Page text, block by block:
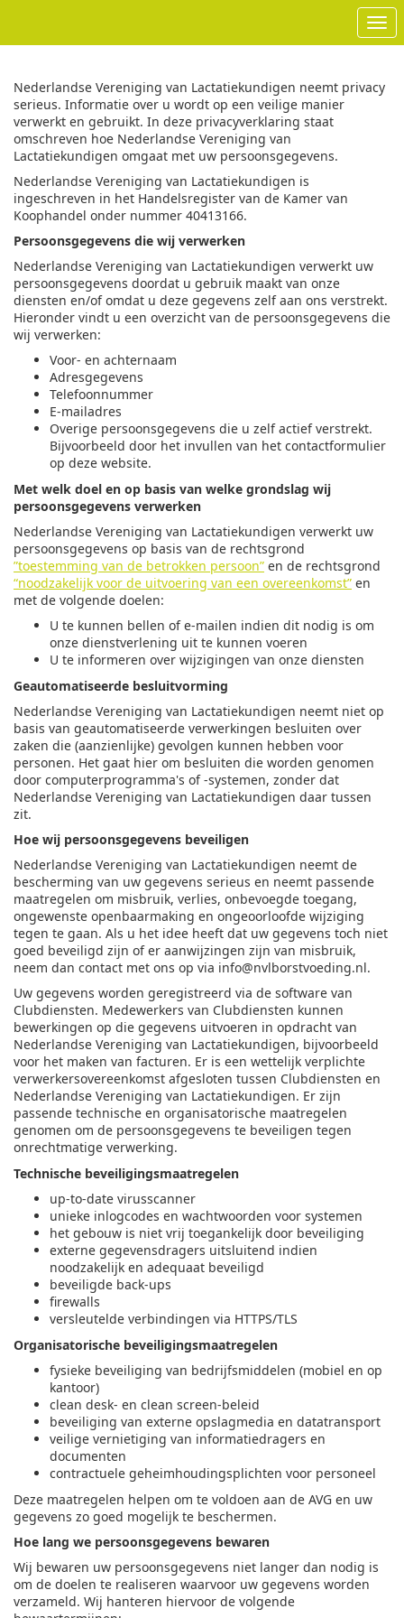
Nederlandse Vereniging van Lactatiekundigen neemt privacy
serieus. Informatie over u wordt op een veilige manier
verwerkt en gebruikt. In deze privacyverklaring staat
omschreven hoe Nederlandse Vereniging van
Lactatiekundigen omgaat met uw persoonsgegevens.
Nederlandse Vereniging van Lactatiekundigen is
ingeschreven in het Handelsregister van de Kamer van
Koophandel onder nummer 40413166.
Persoonsgegevens die wij verwerken
Nederlandse Vereniging van Lactatiekundigen verwerkt uw
persoonsgegevens doordat u gebruik maakt van onze
diensten en/of omdat u deze gegevens zelf aan ons verstrekt.
Hieronder vindt u een overzicht van de persoonsgegevens die
wij verwerken:
Voor- en achternaam
Adresgegevens
Telefoonnummer
E-mailadres
Overige persoonsgegevens die u zelf actief verstrekt.
Bijvoorbeeld door het invullen van het contactformulier
op deze website.
Met welk doel en op basis van welke grondslag wij
persoonsgegevens verwerken
Nederlandse Vereniging van Lactatiekundigen verwerkt uw
persoonsgegevens op basis van de rechtsgrond
”toestemming van de betrokken persoon” en de rechtsgrond
“noodzakelijk voor de uitvoering van een overeenkomst” en
met de volgende doelen:
U te kunnen bellen of e-mailen indien dit nodig is om
onze dienstverlening uit te kunnen voeren
U te informeren over wijzigingen van onze diensten
Geautomatiseerde besluitvorming
Nederlandse Vereniging van Lactatiekundigen neemt niet op
basis van geautomatiseerde verwerkingen besluiten over
zaken die (aanzienlijke) gevolgen kunnen hebben voor
personen. Het gaat hier om besluiten die worden genomen
door computerprogramma's of -systemen, zonder dat
Nederlandse Vereniging van Lactatiekundigen daar tussen
zit.
Hoe wij persoonsgegevens beveiligen
Nederlandse Vereniging van Lactatiekundigen neemt de
bescherming van uw gegevens serieus en neemt passende
maatregelen om misbruik, verlies, onbevoegde toegang,
ongewenste openbaarmaking en ongeoorloofde wijziging
tegen te gaan. Als u het idee heeft dat uw gegevens toch niet
goed beveiligd zijn of er aanwijzingen zijn van misbruik,
neem dan contact met ons op via info@nvlborstvoeding.nl.
Uw gegevens worden geregistreerd via de software van
Clubdiensten. Medewerkers van Clubdiensten kunnen
bewerkingen op die gegevens uitvoeren in opdracht van
Nederlandse Vereniging van Lactatiekundigen, bijvoorbeeld
voor het maken van facturen. Er is een wettelijk verplichte
verwerkersovereenkomst afgesloten tussen Clubdiensten en
Nederlandse Vereniging van Lactatiekundigen. Er zijn
passende technische en organisatorische maatregelen
genomen om de persoonsgegevens te beveiligen tegen
onrechtmatige verwerking.
Technische beveiligingsmaatregelen
up-to-date virusscanner
unieke inlogcodes en wachtwoorden voor systemen
het gebouw is niet vrij toegankelijk door beveiliging
externe gegevensdragers uitsluitend indien
noodzakelijk en adequaat beveiligd
beveiligde back-ups
firewalls
versleutelde verbindingen via HTTPS/TLS
Organisatorische beveiligingsmaatregelen
fysieke beveiliging van bedrijfsmiddelen (mobiel en op
kantoor)
clean desk- en clean screen-beleid
beveiliging van externe opslagmedia en datatransport
veilige vernietiging van informatiedragers en
documenten
contractuele geheimhoudingsplichten voor personeel
Deze maatregelen helpen om te voldoen aan de AVG en uw
gegevens zo goed mogelijk te beschermen.
Hoe lang we persoonsgegevens bewaren
Wij bewaren uw persoonsgegevens niet langer dan nodig is
om de doelen te realiseren waarvoor uw gegevens worden
verzameld. Wij hanteren hiervoor de volgende